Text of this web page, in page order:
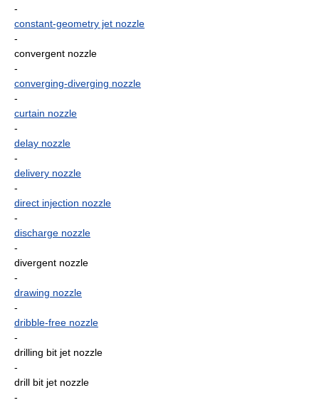
-
constant-geometry jet nozzle
-
convergent nozzle
-
converging-diverging nozzle
-
curtain nozzle
-
delay nozzle
-
delivery nozzle
-
direct injection nozzle
-
discharge nozzle
-
divergent nozzle
-
drawing nozzle
-
dribble-free nozzle
-
drilling bit jet nozzle
-
drill bit jet nozzle
-